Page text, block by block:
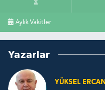
Aylık Vakitler
Yazarlar
YÜKSEL ERCAN